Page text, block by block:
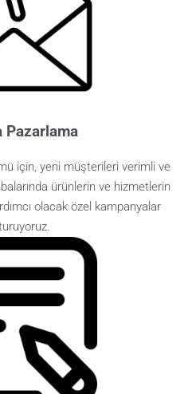
Pazarlama
için, yeni müşterileri verimli ve
ürünlerin ve hizmetlerin
olacak özel kampanyalar